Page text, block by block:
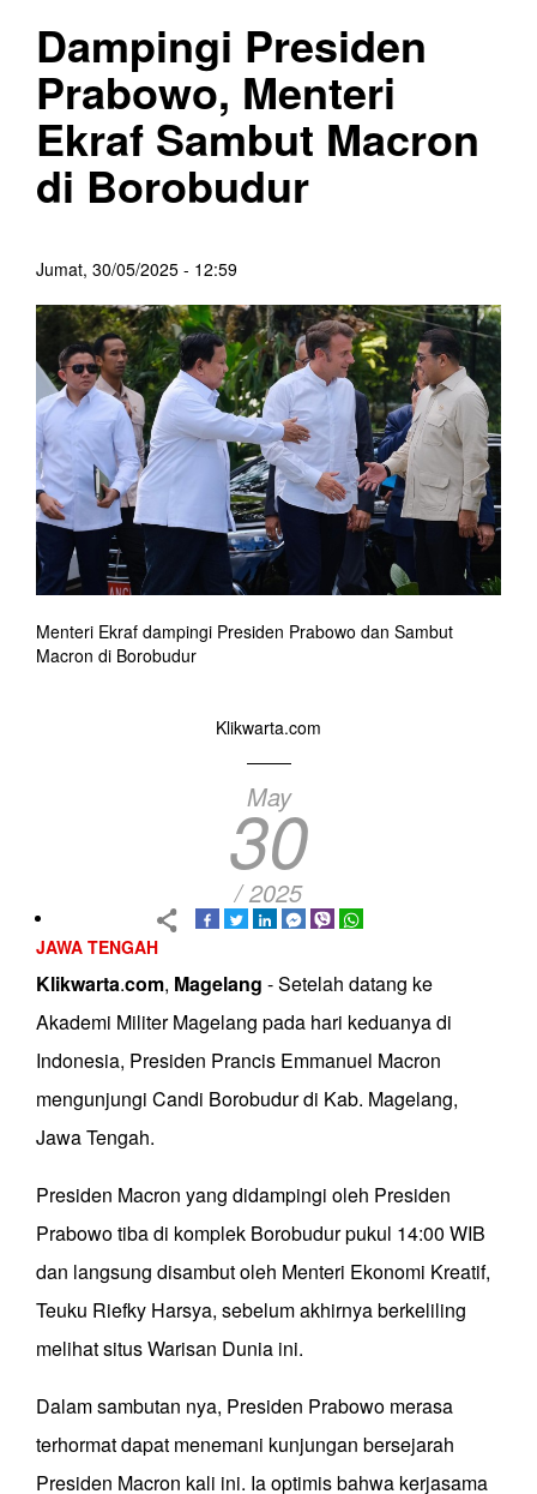
Dampingi Presiden
Prabowo, Menteri
Ekraf Sambut Macron
di Borobudur
Jumat, 30/05/2025 - 12:59
Menteri Ekraf dampingi Presiden Prabowo dan Sambut
Macron di Borobudur
Klikwarta.com
May
30
/ 2025
JAWA TENGAH
Klikwarta.com, Magelang - Setelah datang ke
Akademi Militer Magelang pada hari keduanya di
Indonesia, Presiden Prancis Emmanuel Macron
mengunjungi Candi Borobudur di Kab. Magelang,
Jawa Tengah.
Presiden Macron yang didampingi oleh Presiden
Prabowo tiba di komplek Borobudur pukul 14:00 WIB
dan langsung disambut oleh Menteri Ekonomi Kreatif,
Teuku Riefky Harsya, sebelum akhirnya berkeliling
melihat situs Warisan Dunia ini.
Dalam sambutan nya, Presiden Prabowo merasa
terhormat dapat menemani kunjungan bersejarah
Presiden Macron kali ini. Ia optimis bahwa kerjasama